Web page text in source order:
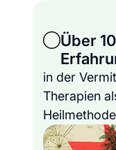
Über
in der
Therapien
Heilmethode